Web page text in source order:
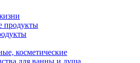
продукты
косметические
для ванны и душа